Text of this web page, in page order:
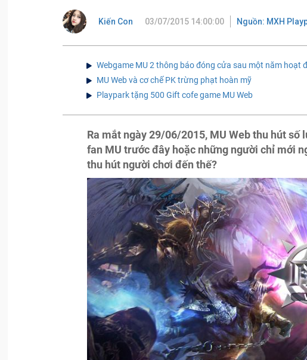
Kiến Con 03/07/2015 14:00:00 Nguồn: MXH
Webgame MU 2 thông báo đóng cửa sau một năm hoạt
MU Web và cơ chế PK trừng phạt hoàn mỹ
Playpark tặng 500 Gift cofe game MU Web
Ra mắt ngày 29/06/2015, MU Web thu hút
fan MU trước đây hoặc những người chỉ mới
thu hút người chơi đến thế?